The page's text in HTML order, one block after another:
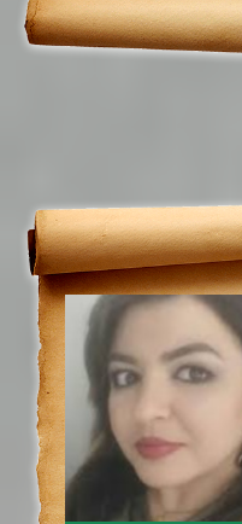
gidscontact.